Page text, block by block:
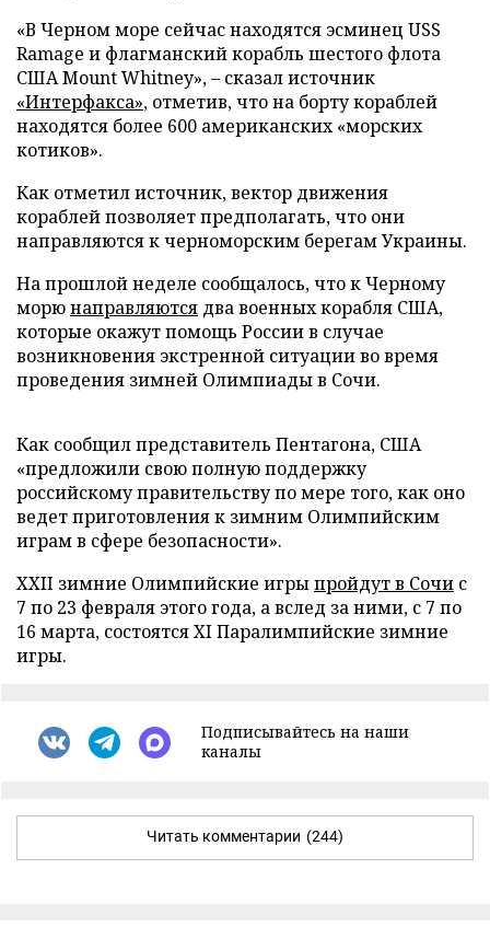
«В Черном море сейчас находятся эсминец USS
Ramage и флагманский корабль шестого флота
США Mount Whitney», – сказал источник
«Интерфакса», отметив, что на борту кораблей
находятся более 600 американских «морских
котиков».
Как отметил источник, вектор движения
кораблей позволяет предполагать, что они
направляются к черноморским берегам Украины.
На прошлой неделе сообщалось, что к Черному
морюнаправляются два военных корабля США,
которые окажут помощь России в случае
возникновения экстренной ситуации во время
проведения зимней Олимпиады в Сочи.
Как сообщил представитель Пентагона, США
«предложили свою полную поддержку
российскому правительству по мере того, как оно
ведет приготовления к зимним Олимпийским
играм в сфере безопасности».
XXII зимние Олимпийские игрыпройдут в Сочи с
7 по 23 февраля этого года, а вслед за ними, с 7 по
16 марта, состоятся XI Паралимпийские зимние
игры.
Подписывайтесь на наши
каналы
Читать комментарии (244)